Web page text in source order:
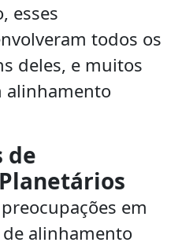
esses
todos os
deles, e muitos
alinhamento
de
em
alinhamento